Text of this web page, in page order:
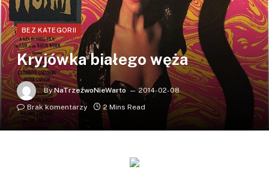
BEZ KATEGORII
Kryjówka białego węża
By NaTrzeźwoNieWarto
2014-02-08
Brak komentarzy
2 Mins Read